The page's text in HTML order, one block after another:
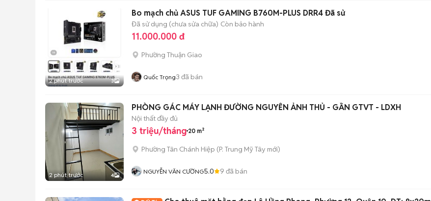
2 phút trước 3
Bo mạch chủ ASUS TUF GAMING B760M-PLUS DRR4 Đã sử
Đã sử dụng (chưa sửa chữa) Còn bảo hành
11.000.000 đ
Phường Thuận Giao
Quốc Trọng3 đã bán
2 phút trước 4
PHÒNG GÁC MÁY LẠNH ĐƯỜNG NGUYỄN ẢNH THỦ - GẦN GTVT - LDXH
Nội thất đầy đủ
3 triệu/tháng 20 m²
Phường Tân Chánh Hiệp (P. Trung Mỹ Tây mới)
NGUYỄN VĂN CƯỜNG5.0 9 đã bán